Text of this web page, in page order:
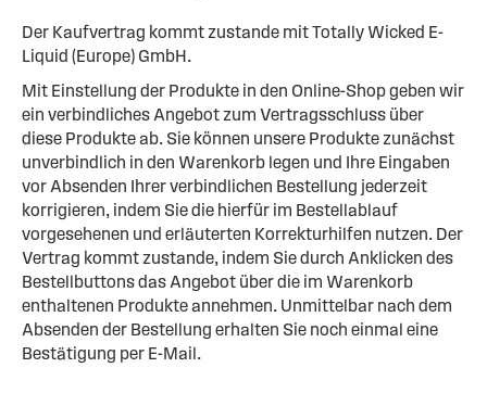
Der Kaufvertrag kommt zustande mit Totally Wicked E-
Liquid (Europe) GmbH.
Mit Einstellung der Produkte in den Online-Shop geben wir
ein verbindliches Angebot zum Vertragsschluss über
diese Produkte ab. Sie können unsere Produkte zunächst
unverbindlich in den Warenkorb legen und Ihre Eingaben
vor Absenden Ihrer verbindlichen Bestellung jederzeit
korrigieren, indem Sie die hierfür im Bestellablauf
vorgesehenen und erläuterten Korrekturhilfen nutzen. Der
Vertrag kommt zustande, indem Sie durch Anklicken des
Bestellbuttons das Angebot über die im Warenkorb
enthaltenen Produkte annehmen. Unmittelbar nach dem
Absenden der Bestellung erhalten Sie noch einmal eine
Bestätigung per E-Mail.